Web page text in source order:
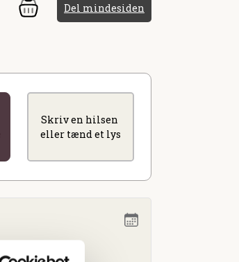
Del mindesiden
Skriv en hilsen
eller tænd et lys